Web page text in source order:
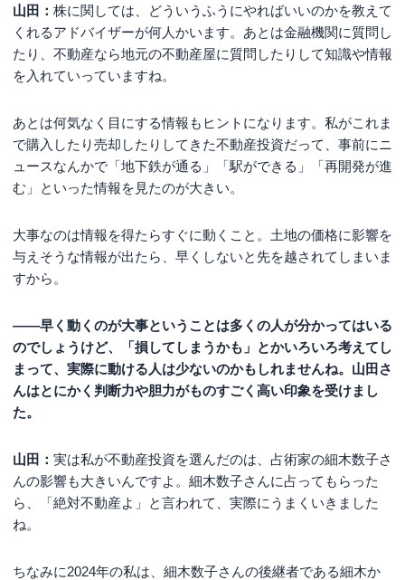
山田： 株に関しては、どういうふうにやればいいのかを教えて
くれるアドバイザーが何人かいます。あとは金融機関に質問し
たり、不動産なら地元の不動産屋に質問したりして知識や情報
を入れていっていますね。
あとは何気なく目にする情報もヒントになります。私がこれま
で購入したり売却したりしてきた不動産投資だって、事前にニ
ュースなんかで「地下鉄が通る」「駅ができる」「再開発が進
む」といった情報を見たのが大きい。
大事なのは情報を得たらすぐに動くこと。土地の価格に影響を
与えそうな情報が出たら、早くしないと先を越されてしまいま
すから。
――早く動くのが大事ということは多くの人が分かってはいる
のでしょうけど、「損してしまうかも」とかいろいろ考えてし
まって、実際に動ける人は少ないのかもしれませんね。山田さ
んはとにかく判断力や胆力がものすごく高い印象を受けまし
た。
山田： 実は私が不動産投資を選んだのは、占術家の細木数子さ
んの影響も大きいんですよ。細木数子さんに占ってもらった
ら、「絶対不動産よ」と言われて、実際にうまくいきました
ね。
ちなみに2024年の私は、細木数子さんの後継者である細木か